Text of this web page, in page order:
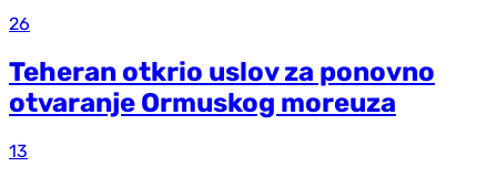
26
Teheran otkrio uslov za ponovno
otvaranje Ormuskog moreuza
13